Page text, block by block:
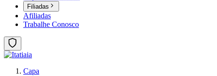
Filiadas
Afiliadas
Trabalhe Conosco
Capa